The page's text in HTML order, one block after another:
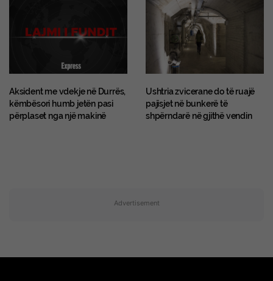
Aksident me vdekje në Durrës,
këmbësori humb jetën pasi
përplaset nga një makinë
Ushtria zvicerane do të ruajë
pajisjet në bunkerë të
shpërndarë në gjithë vendin
Advertisement